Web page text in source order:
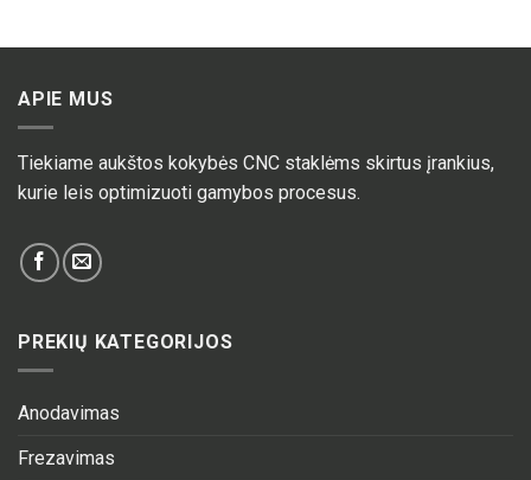
APIE MUS
Tiekiame aukštos kokybės CNC staklėms skirtus įrankius,
kurie leis optimizuoti gamybos procesus.
PREKIŲ KATEGORIJOS
Anodavimas
Frezavimas